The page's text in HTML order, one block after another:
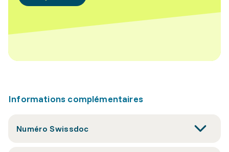
Informations complémentaires
Numéro Swissdoc